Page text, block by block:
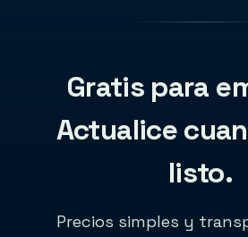
Gratis para
Actualice
listo.
Precios simples y